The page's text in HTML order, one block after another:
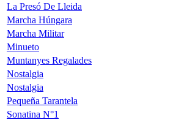
La Presó De Lleida
Marcha Húngara
Marcha Militar
Minueto
Muntanyes Regalades
Nostalgia
Nostalgia
Pequeña Tarantela
Sonatina N°1